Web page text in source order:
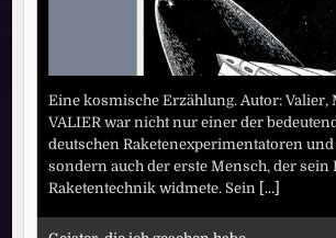
Eine kosmische Erzählung. Autor: Valier,
VALIER war nicht nur einer der
deutschen Raketenexperimentatoren
sondern auch der erste Mensch, der sein
Raketentechnik widmete. Sein [...]